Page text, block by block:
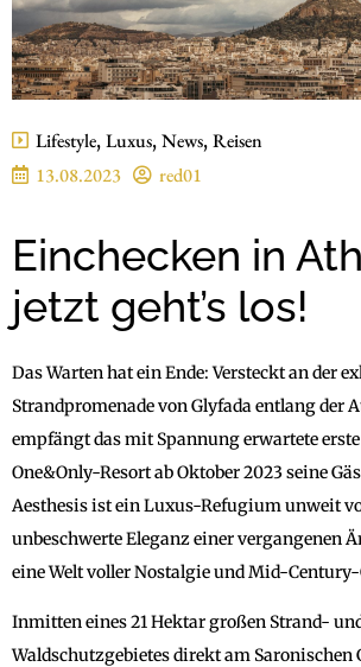
Lifestyle, Luxus, News, Reisen
13.08.2023
red01
Einchecken in
jetzt geht’s los!
Das Warten hat ein Ende: Versteckt an der
Strandpromenade von Glyfada entlang der
empfängt das mit Spannung erwartete
One&Only-Resort ab Oktober 2023 seine
Aesthesis ist ein Luxus-Refugium unweit
unbeschwerte Eleganz einer vergangenen
eine Welt voller Nostalgie und Mid-
Inmitten eines 21 Hektar großen Strand-
Waldschutzgebietes direkt am Saronischen